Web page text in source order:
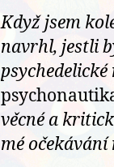
Když jsem
navrhl, jestli
věcné a
mé